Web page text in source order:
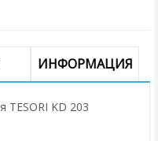
ИНФОРМАЦИЯ
TESORI KD 203